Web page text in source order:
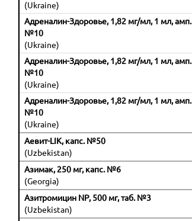
(Ukraine)
Адреналин-Здоровье, 1,82 мг/мл, 1 мл, амп.
№10
(Ukraine)
Адреналин-Здоровье, 1,82 мг/мл, 1 мл, амп.
№10
(Ukraine)
Адреналин-Здоровье, 1,82 мг/мл, 1 мл, амп.
№10
(Ukraine)
Аевит-LIK, капс. №50
(Uzbekistan)
Азимак, 250 мг, капс. №6
(Georgia)
Азитромицин NP, 500 мг, таб. №3
(Uzbekistan)